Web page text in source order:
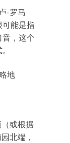
-罗马
能是指
，这个
地
（或根据
北端，